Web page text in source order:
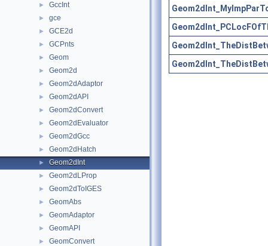
► GccInt
► gce
► GCE2d
► GCPnts
► Geom
► Geom2d
► Geom2dAdaptor
► Geom2dAPI
► Geom2dConvert
► Geom2dEvaluator
► Geom2dGcc
► Geom2dHatch
► Geom2dInt
► Geom2dLProp
► Geom2dToIGES
► GeomAbs
► GeomAdaptor
► GeomAPI
► GeomConvert